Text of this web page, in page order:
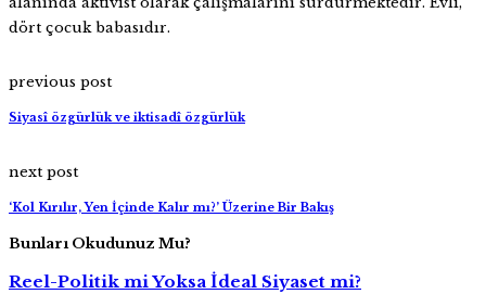
dört çocuk babasıdır.
previous post
Siyasî özgürlük ve iktisadî özgürlük
next post
‘Kol Kırılır, Yen İçinde Kalır mı?’ Üzerine Bir Bakış
Bunları Okudunuz Mu?
Reel-Politik mi Yoksa İdeal Siyaset mi?